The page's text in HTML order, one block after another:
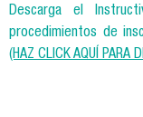
Descarga el
procedimientos de
(HAZ CLICK AQUÍ PARA